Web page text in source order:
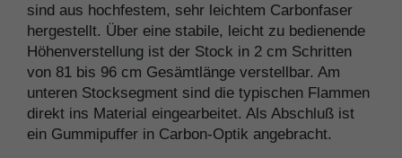
sind aus hochfestem, sehr leichtem Carbonfaser
hergestellt. Über eine stabile, leicht zu bedienende
Höhenverstellung ist der Stock in 2 cm Schritten
von 81 bis 96 cm Gesämtlänge verstellbar. Am
unteren Stocksegment sind die typischen Flammen
direkt ins Material eingearbeitet. Als Abschluß ist
ein Gummipuffer in Carbon-Optik angebracht.